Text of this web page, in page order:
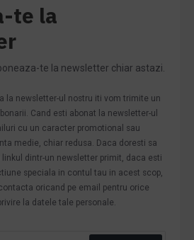
te la
te la newsletter chiar astazi.
la newsletter-ul nostru iti vom trimite un
Cand esti abonat la newsletter-ul
cu un caracter promotional sau
medie, chiar redusa. Daca doresti sa
dintr-un newsletter primit, daca esti
speciala in contul tau in acest scop,
oricand pe email pentru orice
la datele tale personale.